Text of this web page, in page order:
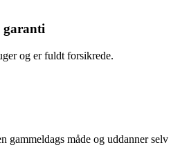
garanti
og er fuldt forsikrede.
gammeldags måde og uddanner selv